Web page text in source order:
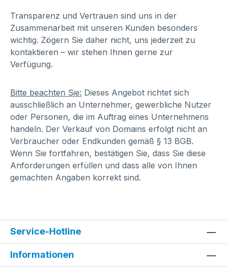
Transparenz und Vertrauen sind uns in der
Zusammenarbeit mit unseren Kunden besonders
wichtig. Zögern Sie daher nicht, uns jederzeit zu
kontaktieren – wir stehen Ihnen gerne zur
Verfügung.
Bitte beachten Sie: Dieses Angebot richtet sich
ausschließlich an Unternehmer, gewerbliche Nutzer
oder Personen, die im Auftrag eines Unternehmens
handeln. Der Verkauf von Domains erfolgt nicht an
Verbraucher oder Endkunden gemäß § 13 BGB.
Wenn Sie fortfahren, bestätigen Sie, dass Sie diese
Anforderungen erfüllen und dass alle von Ihnen
gemachten Angaben korrekt sind.
Service-Hotline
Informationen